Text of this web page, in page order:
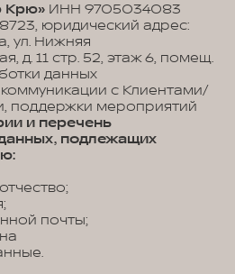
Крю» ИНН 9705034083
юридический адрес:
ул. Нижняя
д. 11 стр. 52, этаж 6, помещ.
данных
с Клиентами/
поддержки мероприятий
и перечень
подлежащих
почты;